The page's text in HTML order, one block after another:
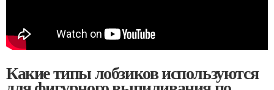
Какие типы лобзиков используются